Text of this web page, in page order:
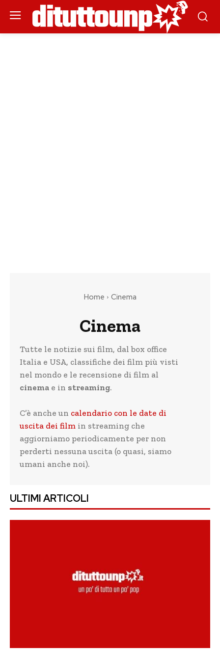
Home Cinema
Cinema
Tutte le notizie sui film, dal box office
Italia e USA, classifiche dei film più visti
nel mondo e le recensione di film al
cinema e in streaming.
C’è anche un calendario con le date di
uscita dei film in streaming che
aggiorniamo periodicamente per non
perderti nessuna uscita (o quasi, siamo
umani anche noi).
ULTIMI ARTICOLI